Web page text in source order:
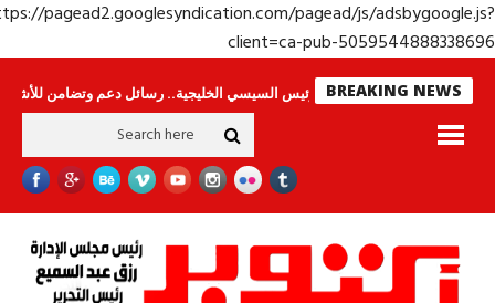
https://pagead2.googlesyndication.com/pagead/js/
client=ca-pub-
BREAKING NEWS
جولة الرئيس السيسي الخليجية.. رسائل دعم وتضامن للأشقاء جهاز